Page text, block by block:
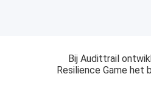
Bij Audittrail
Resilience Game het